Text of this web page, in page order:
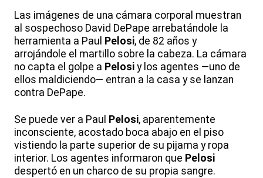
Las imágenes de una cámara corporal muestran
al sospechoso David DePape arrebatándole la
herramienta a Paul Pelosi, de 82 años y
arrojándole el martillo sobre la cabeza. La cámara
no capta el golpe a Pelosi y los agentes —uno de
ellos maldiciendo— entran a la casa y se lanzan
contra DePape.
Se puede ver a Paul Pelosi, aparentemente
inconsciente, acostado boca abajo en el piso
vistiendo la parte superior de su pijama y ropa
interior. Los agentes informaron que Pelosi
despertó en un charco de su propia sangre.